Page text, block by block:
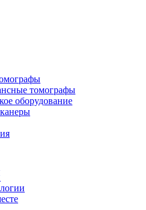
томографы
оборудование